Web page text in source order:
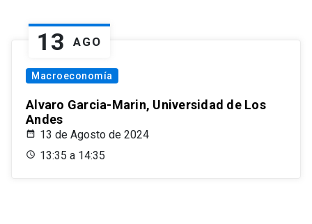
13 AGO
Macroeconomía
Alvaro Garcia-Marin, Universidad de Los
Andes
13 de Agosto de 2024
13:35 a 14:35